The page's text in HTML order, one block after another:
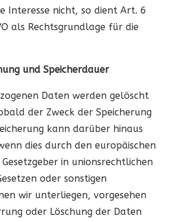
Interesse nicht, so dient Art. 6
als Rechtsgrundlage für die
und Speicherdauer
Daten werden gelöscht
der Zweck der Speicherung
kann darüber hinaus
dies durch den europäischen
in unionsrechtlichen
oder sonstigen
wir unterliegen, vorgesehen
oder Löschung der Daten